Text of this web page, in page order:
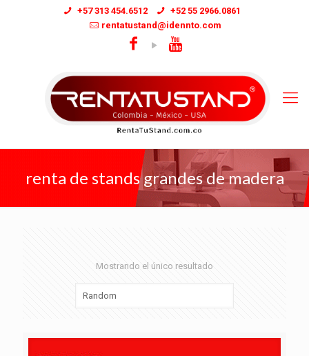
+57 313 454.6512
+52 55 2966.0861
rentatustand@idennto.com
renta de stands grandes de madera
Mostrando el único resultado